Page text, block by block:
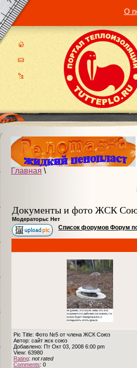
О
Главная \
Документы и фото ЖСК
Модераторы: Нет
Список форумов Форум
Pic Title: Фото №5 от члена ЖСК Союз
Автор: сайт жск союз
Добавлено: Пт Окт 03, 2008 6:00 pm
View: 63980
Rating: not rated
Comments: 0